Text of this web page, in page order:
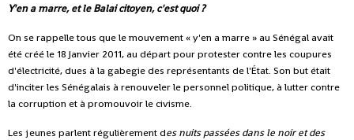
Y'en a marre, et le Balai citoyen, c'est quoi ?
On se rappelle tous que le mouvement « y'en a marre » au Sénégal avait
été créé le 18 Janvier 2011, au départ pour protester contre les coupures
d'électricité, dues à la gabegie des représentants de l'État. Son but était
d'inciter les Sénégalais à renouveler le personnel politique, à lutter contre
la corruption et à promouvoir le civisme.
Les jeunes parlent régulièrement des nuits passées dans le noir et des